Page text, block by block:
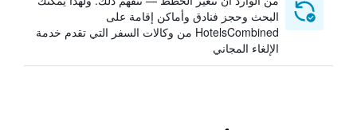
البحث وحجز فنادق وأماكن إقامة على
HotelsCombined من وكالات السفر التي تقدم خدمة
الإلغاء المجاني